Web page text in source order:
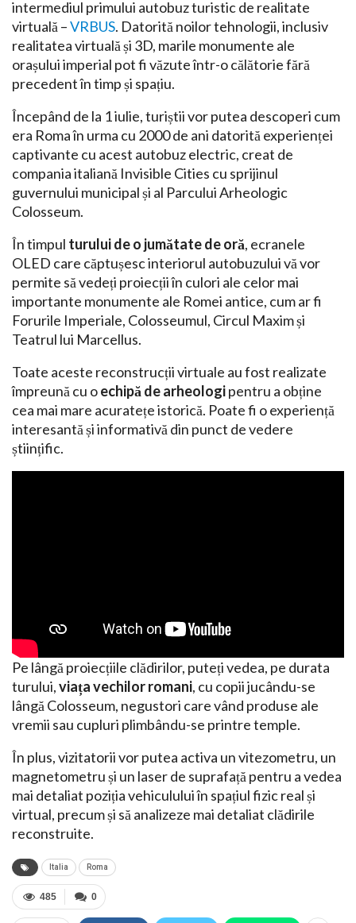
intermediul primului autobuz turistic de realitate
virtuală –VRBUS. Datorită noilor tehnologii, inclusiv
realitatea virtuală și 3D, marile monumente ale
orașului imperial pot fi văzute într-o călătorie fără
precedent în timp și spațiu.
Începând de la 1 iulie, turiștii vor putea descoperi cum
era Roma în urma cu 2000 de ani datorită experienței
captivante cu acest autobuz electric, creat de
compania italiană Invisible Cities cu sprijinul
guvernului municipal și al Parcului Arheologic
Colosseum.
În timpul turului de o jumătate de oră, ecranele
OLED care căptușesc interiorul autobuzului vă vor
permite să vedeți proiecții în culori ale celor mai
importante monumente ale Romei antice, cum ar fi
Forurile Imperiale, Colosseumul, Circul Maxim și
Teatrul lui Marcellus.
Toate aceste reconstrucții virtuale au fost realizate
împreună cu oechipă de arheologipentru a obține
cea mai mare acuratețe istorică. Poate fi o experiență
interesantă și informativă din punct de vedere
științific.
Pe lângă proiecțiile clădirilor, puteți vedea, pe durata
turului,viața vechilor romani, cu copii jucându-se
lângă Colosseum, negustori care vând produse ale
vremii sau cupluri plimbându-se printre temple.
În plus, vizitatorii vor putea activa un vitezometru, un
magnetometru și un laser de suprafață pentru a vedea
mai detaliat poziția vehiculului în spațiul fizic real și
virtual, precum și să analizeze mai detaliat clădirile
reconstruite.
Italia Roma
0
485